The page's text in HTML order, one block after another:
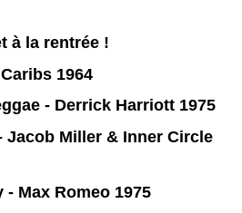
à la rentrée !
1964
- Derrick Harriott 1975
Jacob Miller & Inner Circle
- Max Romeo 1975